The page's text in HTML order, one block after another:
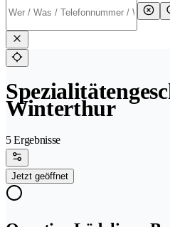
Winterthur
5 Ergebnisse
Jetzt geöffnet